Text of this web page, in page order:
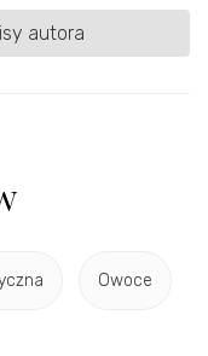
autora
Owoce